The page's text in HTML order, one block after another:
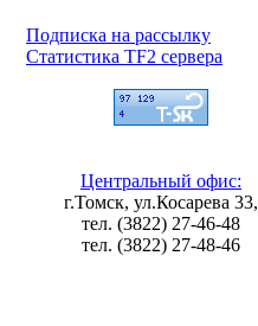
Подписка на рассылку
Статистика TF2 сервера
Центральный офис:
г.Томск, ул.Косарева 33,
тел. (3822) 27-46-48
тел. (3822) 27-48-46